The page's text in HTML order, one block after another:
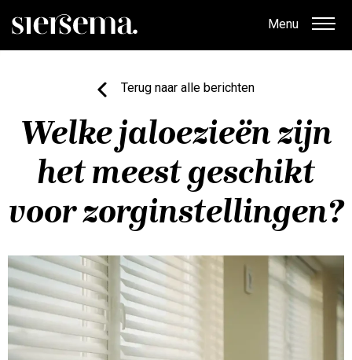
Menu
Terug naar alle berichten
Welke jaloezieën zijn
het meest geschikt
voor zorginstellingen?